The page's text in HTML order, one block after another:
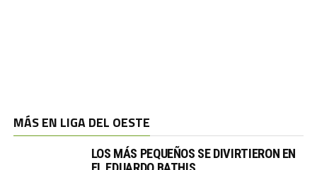
MÁS EN LIGA DEL OESTE
LOS MÁS PEQUEÑOS SE DIVIRTIERON EN